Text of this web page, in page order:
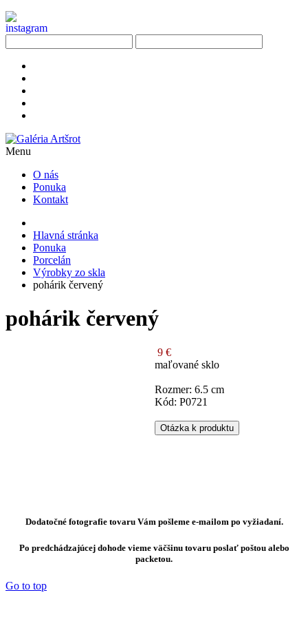
Menu
O nás
Ponuka
Kontakt
Hlavná stránka
Ponuka
Porcelán
Výrobky zo skla
pohárik červený
pohárik červený
9 €
maľované sklo
Rozmer: 6.5 cm
Kód: P0721
Otázka k produktu
Dodatočné fotografie tovaru Vám pošleme e-mailom po vyžiadaní.
Po predchádzajúcej dohode vieme väčšinu tovaru poslať poštou alebo
packetou.
Go to top